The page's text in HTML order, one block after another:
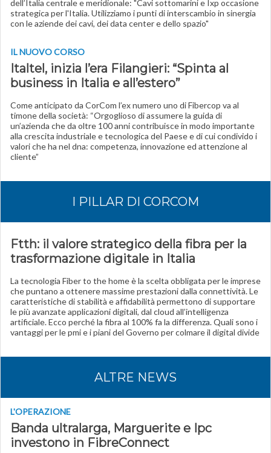
dell’Italia centrale e meridionale: "Cavi sottomarini e Ixp occasione
strategica per l'Italia. Utilizziamo i punti di interscambio in sinergia
con le aziende dei cavi, dei data center e dello spazio"
IL NUOVO CORSO
Italtel, inizia l’era Filangieri: “Spinta al
business in Italia e all’estero”
Come anticipato da CorCom l’ex numero uno di Fibercop va al
timone della società: “Orgoglioso di assumere la guida di
un’azienda che da oltre 100 anni contribuisce in modo importante
alla crescita industriale e tecnologica del Paese e di cui condivido i
valori che ha nel dna: competenza, innovazione ed attenzione al
cliente”
I PILLAR DI CORCOM
Ftth: il valore strategico della fibra per la
trasformazione digitale in Italia
La tecnologia Fiber to the home è la scelta obbligata per le imprese
che puntano a ottenere massime prestazioni dalla connettività. Le
caratteristiche di stabilità e affidabilità permettono di supportare
le più avanzate applicazioni digitali, dal cloud all’intelligenza
artificiale. Ecco perché la fibra al 100% fa la differenza. Quali sono i
vantaggi per le pmi e i piani del Governo per colmare il digital divide
ALTRE NEWS
L'OPERAZIONE
Banda ultralarga, Marguerite e Ipc
investono in FibreConnect